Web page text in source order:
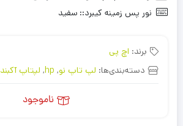
نور پس زمینه کیبرد:: سفید
برند: اچ پی
دسته‌بندی‌ها: لپ تاپ نو,
hp
, لپتاپ آکبند
ناموجود